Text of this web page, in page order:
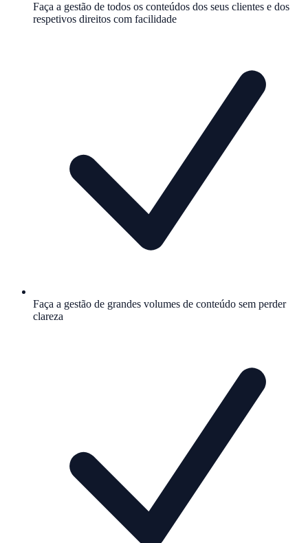
Faça a gestão de todos os conteúdos dos seus clientes e dos
respetivos direitos com facilidade
Faça a gestão de grandes volumes de conteúdo sem perder
clareza